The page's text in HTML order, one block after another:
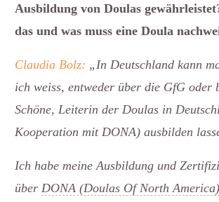
Ausbildung von Doulas
das und was muss eine Doula
Claudia Bolz: „In Deutschland kann
ich weiss, entweder über die GfG oder
Schöne, Leiterin der Doulas in
Kooperation mit DONA) ausbilden
Ich habe meine Ausbildung und
über DONA (Doulas Of North America)